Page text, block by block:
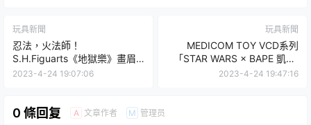
玩具新聞
忍法，火法師！
S.H.Figuarts《地獄樂》畫眉
丸 最強不死忍者09月發售
2023-4-24 19:07:06
玩具新聞
MEDICOM TOY VCD系列
「STAR WARS × BAPE 凱羅·
忍、第一軍團風暴兵」可愛登
2023-4-24 19:47:16
0 條回复 A 文章作者 M 管理员